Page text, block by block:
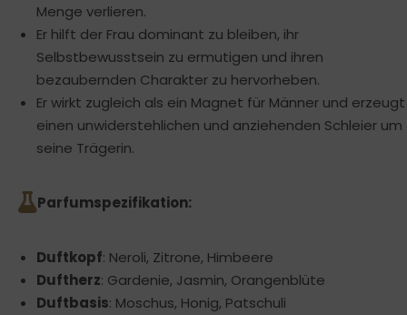
Menge verlieren.
Er hilft der Frau dominant zu bleiben, ihr
Selbstbewusstsein zu ermutigen und ihren
bezaubernden Charakter zu hervorheben.
Er wirkt zugleich als ein Magnet für Männer und erzeugt
einen unwiderstehlichen und anziehenden Schleier um
seine Trägerin.
Parfumspezifikation:
Duftkopf: Neroli, Zitrone, Himbeere
Duftherz: Gardenie, Jasmin, Orangenblüte
Duftbasis: Moschus, Honig, Patschuli